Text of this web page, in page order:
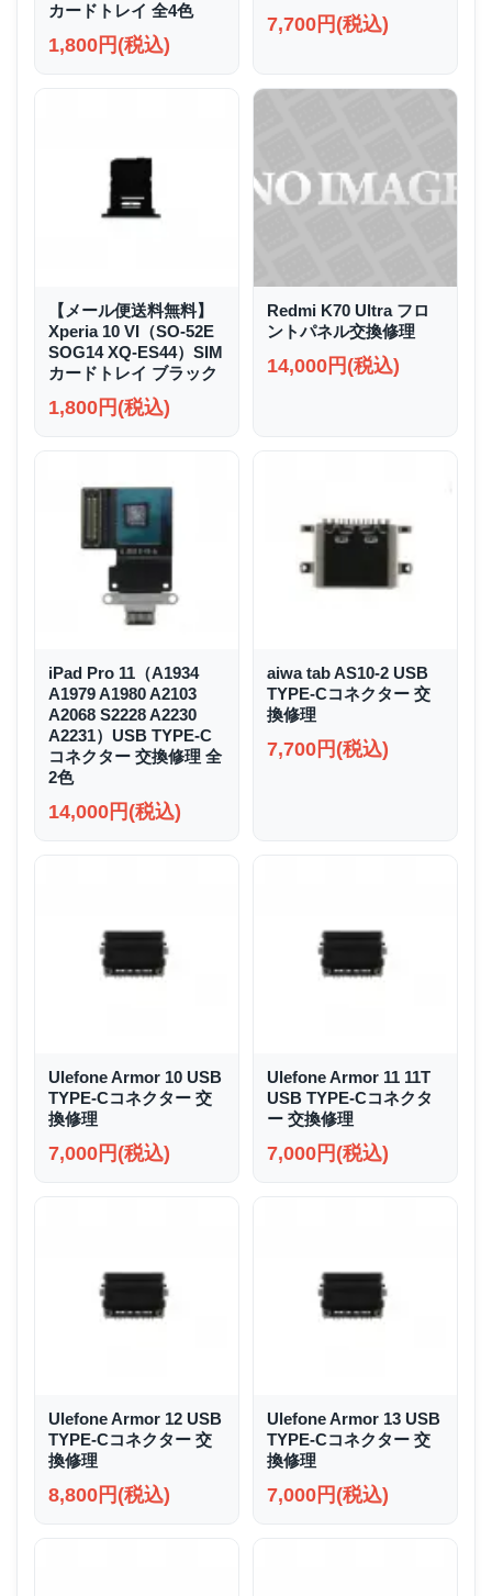
カードトレイ 全4色
1,800円(税込)
7,700円(税込)
【メール便送料無料】
Xperia 10 VI（SO-52E
SOG14 XQ-ES44）SIM
カードトレイ ブラック
1,800円(税込)
Redmi K70 Ultra フロ
ントパネル交換修理
14,000円(税込)
iPad Pro 11（A1934
A1979 A1980 A2103
A2068 S2228 A2230
A2231）USB TYPE-C
コネクター 交換修理 全
2色
14,000円(税込)
aiwa tab AS10-2 USB
TYPE-Cコネクター 交
換修理
7,700円(税込)
Ulefone Armor 10 USB
TYPE-Cコネクター 交
換修理
7,000円(税込)
Ulefone Armor 11 11T
USB TYPE-Cコネクタ
ー 交換修理
7,000円(税込)
Ulefone Armor 12 USB
TYPE-Cコネクター 交
換修理
8,800円(税込)
Ulefone Armor 13 USB
TYPE-Cコネクター 交
換修理
7,000円(税込)